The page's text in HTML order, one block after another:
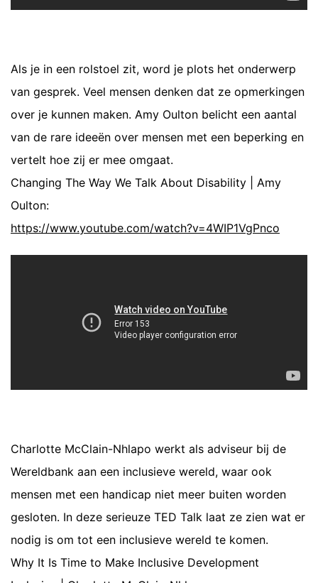
Als je in een rolstoel zit, word je plots het onderwerp
van gesprek. Veel mensen denken dat ze opmerkingen
over je kunnen maken. Amy Oulton belicht een aantal
van de rare ideeën over mensen met een beperking en
vertelt hoe zij er mee omgaat.
Changing The Way We Talk About Disability | Amy
Oulton:
https://www.youtube.com/watch?v=4WIP1VgPnco
Charlotte McClain-Nhlapo werkt als adviseur bij de
Wereldbank aan een inclusieve wereld, waar ook
mensen met een handicap niet meer buiten worden
gesloten. In deze serieuze TED Talk laat ze zien wat er
nodig is om tot een inclusieve wereld te komen.
Why It Is Time to Make Inclusive Development